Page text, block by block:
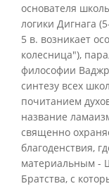
основателя
логики Дигнага
5 в. возникает
колесница"),
философии
синтезу всех
почитанием
название
священно
благоденствия,
материальным -
Братства, с